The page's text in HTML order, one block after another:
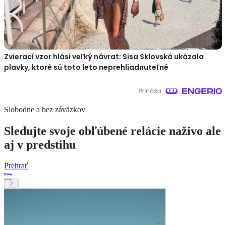
Zvierací vzor hlási veľký návrat: Sisa Sklovská ukázala
plavky, ktoré sú toto leto neprehliadnuteľné
Slobodne a bez záväzkov
Sledujte svoje obľúbené relácie naživo ale
aj v predstihu
Prehrať